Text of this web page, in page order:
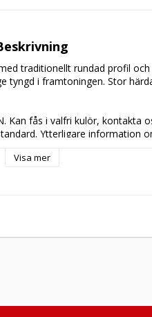
traditionellt rundad profil
tyngd i framtoningen. Stor
Kan fås i valfri kulör, kontakta
Visa mer